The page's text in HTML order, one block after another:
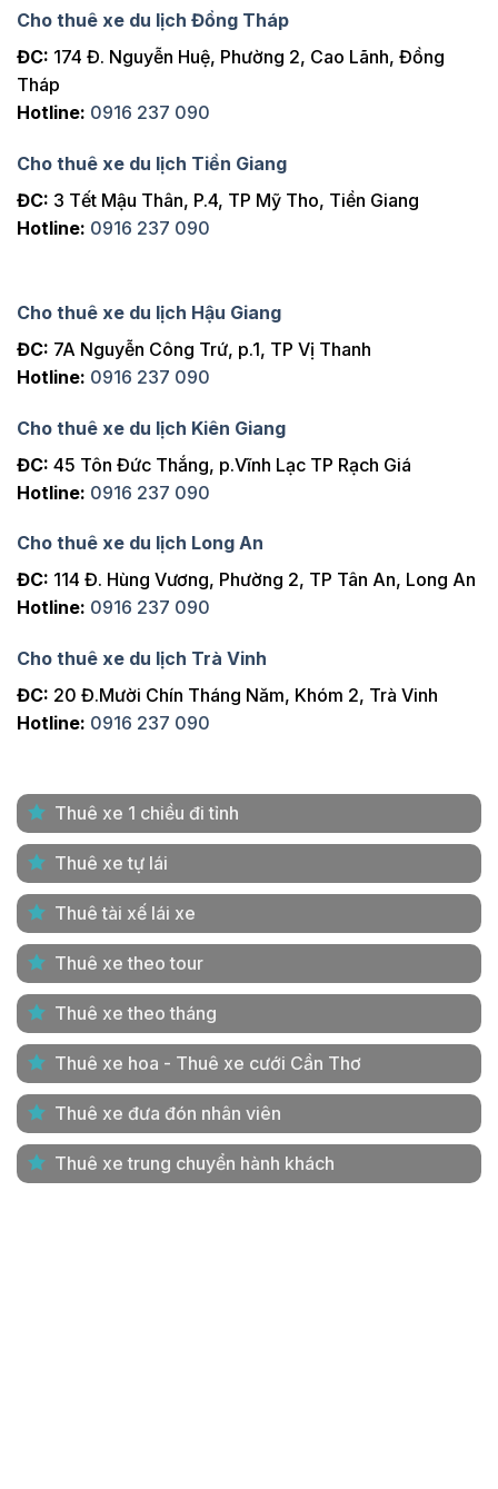
Cho thuê xe du lịch Đồng Tháp
ĐC: 174 Đ. Nguyễn Huệ, Phường 2, Cao Lãnh, Đồng
Tháp
Hotline: 0916 237 090
Cho thuê xe du lịch Tiền Giang
ĐC: 3 Tết Mậu Thân, P.4, TP Mỹ Tho, Tiền Giang
Hotline: 0916 237 090
Cho thuê xe du lịch Hậu Giang
ĐC: 7A Nguyễn Công Trứ, p.1, TP Vị Thanh
Hotline: 0916 237 090
Cho thuê xe du lịch Kiên Giang
ĐC: 45 Tôn Đức Thắng, p.Vĩnh Lạc TP Rạch Giá
Hotline: 0916 237 090
Cho thuê xe du lịch Long An
ĐC: 114 Đ. Hùng Vương, Phường 2, TP Tân An, Long An
Hotline: 0916 237 090
Cho thuê xe du lịch Trà Vinh
ĐC: 20 Đ.Mười Chín Tháng Năm, Khóm 2, Trà Vinh
Hotline: 0916 237 090
Thuê xe 1 chiều đi tỉnh
Thuê xe tự lái
Thuê tài xế lái xe
Thuê xe theo tour
Thuê xe theo tháng
Thuê xe hoa - Thuê xe cưới Cần Thơ
Thuê xe đưa đón nhân viên
Thuê xe trung chuyển hành khách